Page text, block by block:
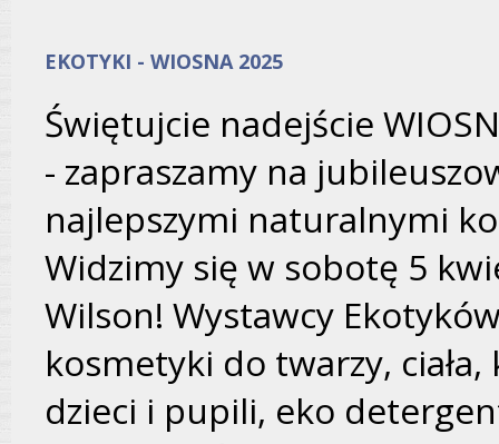
EKOTYKI - WIOSNA 2025
Świętujcie nadejście
- zapraszamy na
najlepszymi naturalnymi
Widzimy się w sobotę 5
Wilson! Wystawcy
kosmetyki do twarzy,
dzieci i pupili, eko